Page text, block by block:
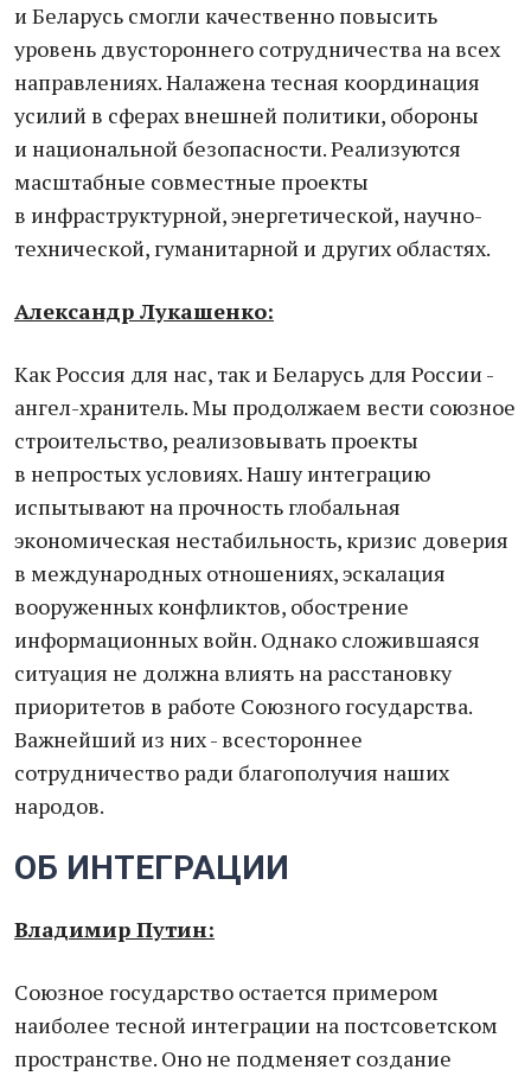
и Беларусь смогли качественно повысить
уровень двустороннего сотрудничества на всех
направлениях. Налажена тесная координация
усилий в сферах внешней политики, обороны
и национальной безопасности. Реализуются
масштабные совместные проекты
в инфраструктурной, энергетической, научно-
технической, гуманитарной и других областях.
Александр Лукашенко:
Как Россия для нас, так и Беларусь для России -
ангел-хранитель. Мы продолжаем вести союзное
строительство, реализовывать проекты
в непростых условиях. Нашу интеграцию
испытывают на прочность глобальная
экономическая нестабильность, кризис доверия
в международных отношениях, эскалация
вооруженных конфликтов, обострение
информационных войн. Однако сложившаяся
ситуация не должна влиять на расстановку
приоритетов в работе Союзного государства.
Важнейший из них - всестороннее
сотрудничество ради благополучия наших
народов.
ОБ ИНТЕГРАЦИИ
Владимир Путин:
Союзное государство остается примером
наиболее тесной интеграции на постсоветском
пространстве. Оно не подменяет создание